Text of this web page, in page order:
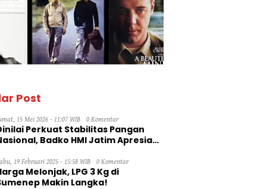
Post
15 Mei 2026 - 11:07 WIB 0 Komentar
Perkuat Stabilitas Pangan
Badko HMI Jatim Apresiasi
19 Februari 2025 - 15:58 WIB 0 Komentar
Melonjak, LPG 3 Kg di
Makin Langka!